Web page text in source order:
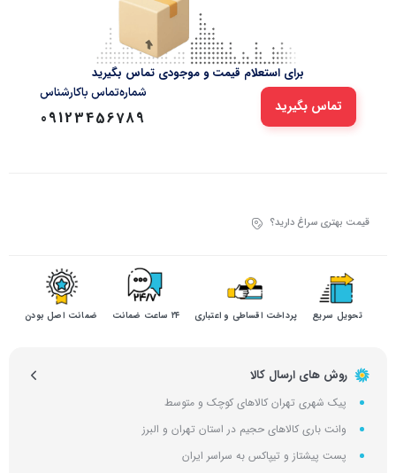
برای استعلام قیمت و موجودی تماس بگیرید
تماس بگیرید
شماره‌تماس‌ با‌کارشناس
09123456789
قیمت بهتری سراغ دارید؟
تحویل سریع پرداخت اقساطی و اعتباری ۲۴ ساعت ضمانت ضمانت اصل بودن
روش های ارسال کالا
پیک شهری تهران کالاهای کوچک و متوسط
وانت باری کالاهای حجیم در استان تهران و البرز
پست پیشتاز و تیپاکس به سراسر ایران